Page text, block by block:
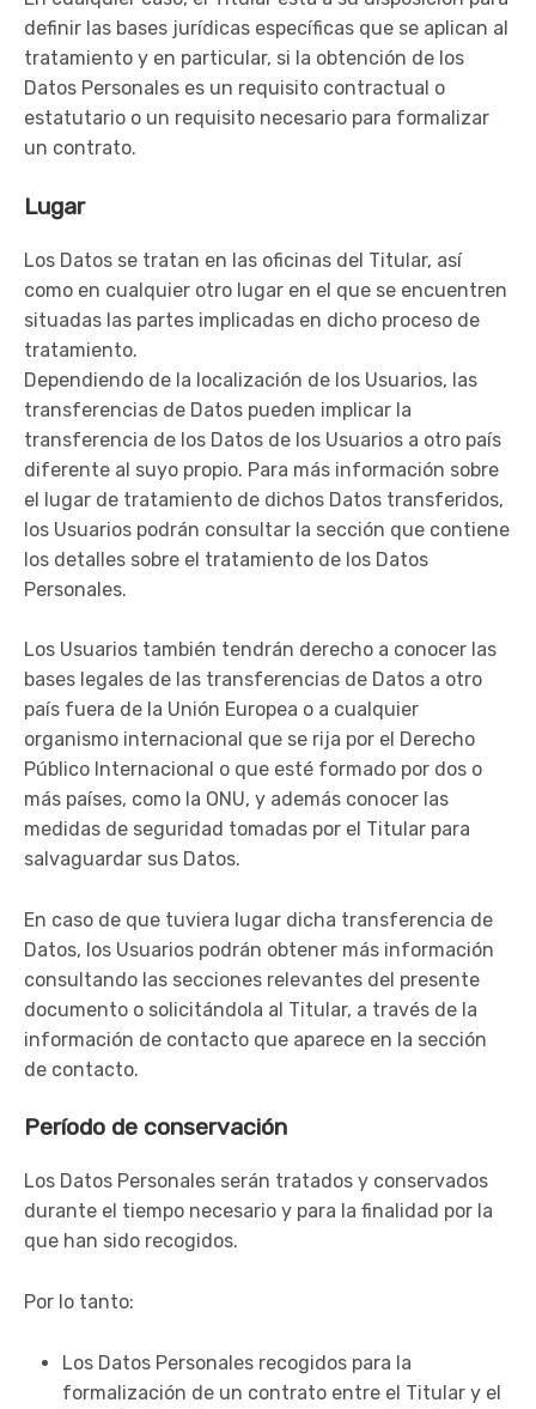
definir las bases jurídicas específicas que se aplican al
tratamiento y en particular, si la obtención de los
Datos Personales es un requisito contractual o
estatutario o un requisito necesario para formalizar
un contrato.
Lugar
Los Datos se tratan en las oficinas del Titular, así
como en cualquier otro lugar en el que se encuentren
situadas las partes implicadas en dicho proceso de
tratamiento.
Dependiendo de la localización de los Usuarios, las
transferencias de Datos pueden implicar la
transferencia de los Datos de los Usuarios a otro país
diferente al suyo propio. Para más información sobre
el lugar de tratamiento de dichos Datos transferidos,
los Usuarios podrán consultar la sección que contiene
los detalles sobre el tratamiento de los Datos
Personales.
Los Usuarios también tendrán derecho a conocer las
bases legales de las transferencias de Datos a otro
país fuera de la Unión Europea o a cualquier
organismo internacional que se rija por el Derecho
Público Internacional o que esté formado por dos o
más países, como la ONU, y además conocer las
medidas de seguridad tomadas por el Titular para
salvaguardar sus Datos.
En caso de que tuviera lugar dicha transferencia de
Datos, los Usuarios podrán obtener más información
consultando las secciones relevantes del presente
documento o solicitándola al Titular, a través de la
información de contacto que aparece en la sección
de contacto.
Período de conservación
Los Datos Personales serán tratados y conservados
durante el tiempo necesario y para la finalidad por la
que han sido recogidos.
Por lo tanto:
Los Datos Personales recogidos para la
formalización de un contrato entre el Titular y el